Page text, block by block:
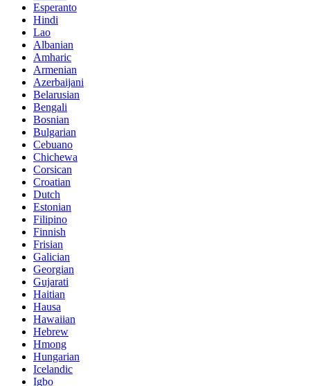
Esperanto
Hindi
Lao
Albanian
Amharic
Armenian
Azerbaijani
Belarusian
Bengali
Bosnian
Bulgarian
Cebuano
Chichewa
Corsican
Croatian
Dutch
Estonian
Filipino
Finnish
Frisian
Galician
Georgian
Gujarati
Haitian
Hausa
Hawaiian
Hebrew
Hmong
Hungarian
Icelandic
Igbo